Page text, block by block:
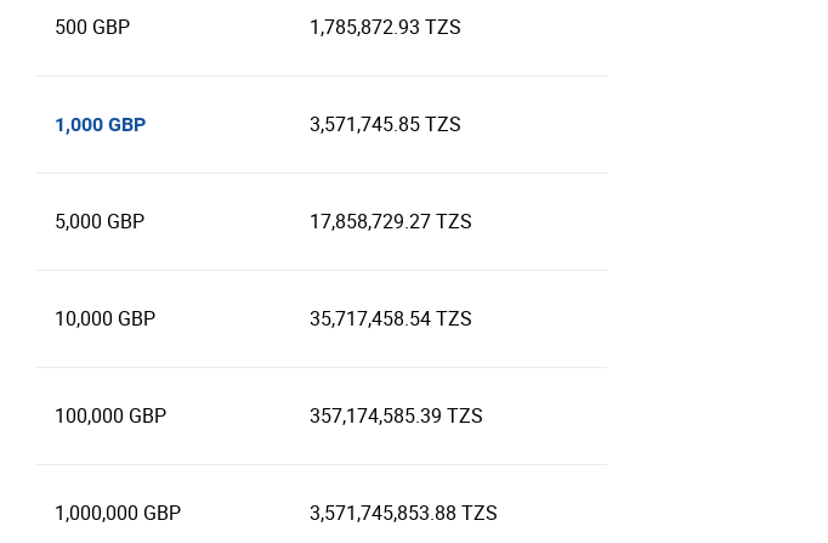
500 GBP 1,785,872.93 TZS
1,000 GBP 3,571,745.85 TZS
5,000 GBP 17,858,729.27 TZS
10,000 GBP 35,717,458.54 TZS
100,000 GBP 357,174,585.39 TZS
1,000,000 GBP 3,571,745,853.88 TZS